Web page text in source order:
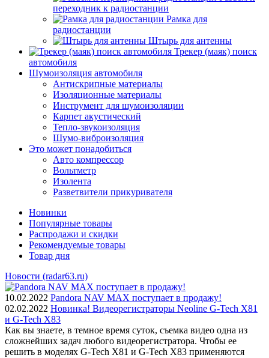
переходник к радиостанции
Рамка для
радиостанции
Штырь для антенны
Трекер (маяк) поиск
автомобиля
Шумоизоляция автомобиля
Антискрипные материалы
Изоляционные материалы
Инструмент для шумоизоляции
Карпет акустический
Тепло-звукоизоляция
Шумо-виброизоляция
Это может понадобиться
Авто компрессор
Вольтметр
Изолента
Разветвители прикуривателя
Новинки
Популярные товары
Распродажи и скидки
Рекомендуемые товары
Товар дня
Новости (radar63.ru)
10.02.2022 Pandora NAV MAX поступает в продажу!
02.02.2022 Новинка! Видеорегистраторы Neoline G-Tech X81
и G-Tech X83
Как вы знаете, в темное время суток, съемка видео одна из
сложнейших задач любого видеорегистратора. Чтобы ее
решить в моделях G-Tech X81 и G-Tech X83 применяются